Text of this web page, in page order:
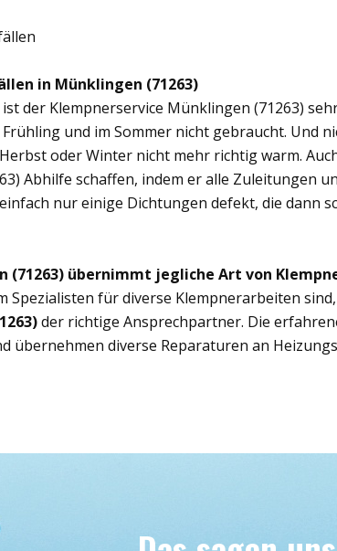
in Münklingen (71263)
der Klempnerservice Münklingen (71263)
und im Sommer nicht gebraucht. Und
oder Winter nicht mehr richtig warm.
Abhilfe schaffen, indem er alle Zuleitungen
nur einige Dichtungen defekt, die dann
(71263) übernimmt jegliche Art von
Spezialisten für diverse Klempnerarbeiten
der richtige Ansprechpartner. Die
übernehmen diverse Reparaturen an